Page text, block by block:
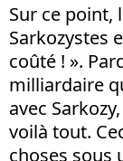
Sur ce point,
Sarkozystes
coûté ! ».
milliardaire
avec
voilà tout.
choses sous